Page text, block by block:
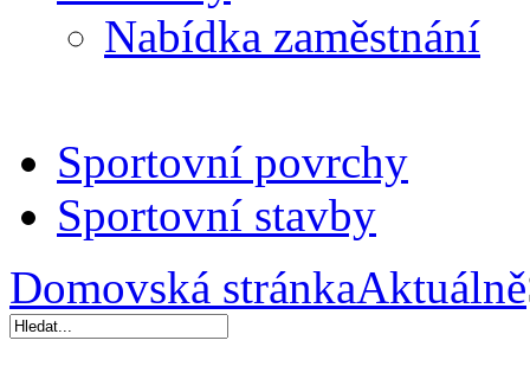
Nabídka zaměstnání
Sportovní povrchy
Sportovní stavby
Domovská stránkaAktuálně